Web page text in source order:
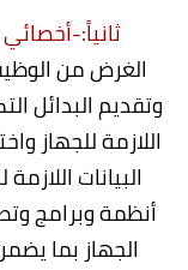
ثانياً:-
الغرض من
وتقديم البدائل
اللازمة للجهاز
البيانات
أنظمة وبرامج
الجهاز بما